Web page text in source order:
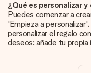
¿Qué es personalizar
Puedes comenzar a
'Empieza a
personalizar el regalo
deseos: añade tu